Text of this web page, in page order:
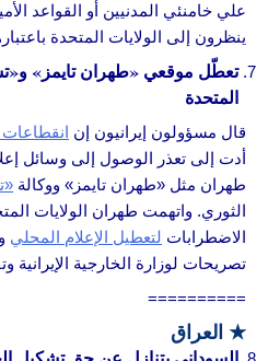
علي خامنئي المدنيين أو القواعد
ينظرون إلى الولايات المتحدة
تعطّل موقعي «طهران تايمز»
المتحدة
قال مسؤولون إيرانيون إن انقطاعات
أدت إلى تعذر الوصول إلى وسائل
طهران مثل «طهران تايمز» ووكالة
الثوري. واتهمت طهران الولايات
الاضطرابات لتعطيل الإعلام المحلي
تصريحات لوزارة الخارجية الإيرانية
==========
★ العراق